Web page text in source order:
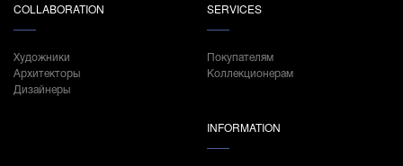
COLLABORATION
Художники
Архитекторы
Дизайнеры
SERVICES
Покупателям
Коллекционерам
INFORMATION